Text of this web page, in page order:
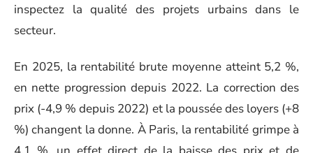
inspectez la qualité des projets urbains dans le
secteur.
En 2025, la rentabilité brute moyenne atteint 5,2 %,
en nette progression depuis 2022. La correction des
prix (-4,9 % depuis 2022) et la poussée des loyers (+8
%) changent la donne. À Paris, la rentabilité grimpe à